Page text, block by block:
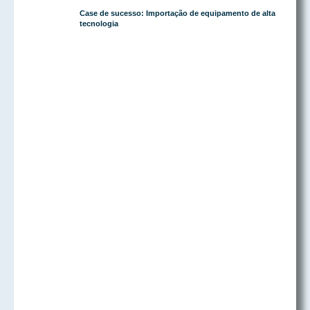
Case de sucesso: Importação de equipamento de alta
tecnologia